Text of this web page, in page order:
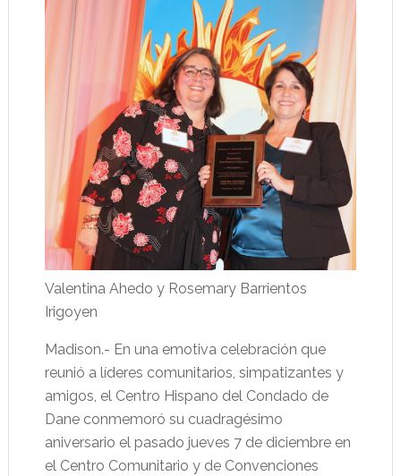
Valentina Ahedo y Rosemary Barrientos
Irigoyen
Madison.- En una emotiva celebración que
reunió a líderes comunitarios, simpatizantes y
amigos, el Centro Hispano del Condado de
Dane conmemoró su cuadragésimo
aniversario el pasado jueves 7 de diciembre en
el Centro Comunitario y de Convenciones